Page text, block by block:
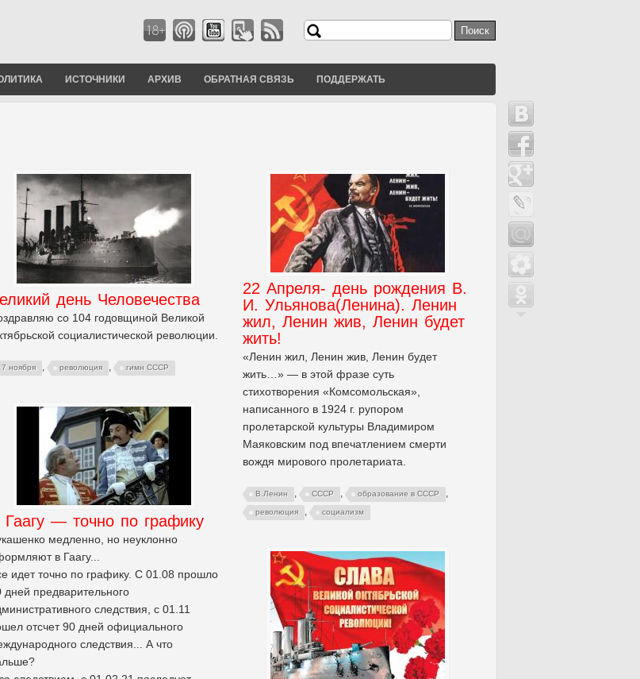
Форма поиска
Поиск
ИСТОЧНИКИ АРХИВ ОБРАТНАЯ СВЯЗЬ ПОДДЕРЖАТЬ
день Человечества
со 104 годовщиной Великой
социалистической революции.
7 ноября , революция , гимн СССР
22 Апреля- день рождения В.
И. Ульянова(Ленина). Ленин
жил, Ленин жив, Ленин будет
жить!
«Ленин жил, Ленин жив, Ленин будет
жить…» — в этой фразе суть
стихотворения «Комсомольская»,
написанного в 1924 г. рупором
пролетарской культуры Владимиром
Маяковским под впечатлением смерти
вождя мирового пролетариата.
В.Ленин , СССР , образование в СССР ,
революция , социализм
Гаагу — точно по графику
медленно, но неуклонно
в Гаагу...
идет точно по графику. С 01.08 прошло
дней предварительного
следствия, с 01.11
отсчет 90 дней официального
следствия... А что